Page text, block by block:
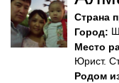
Страна
Город:
Место
Юрист.
Родом